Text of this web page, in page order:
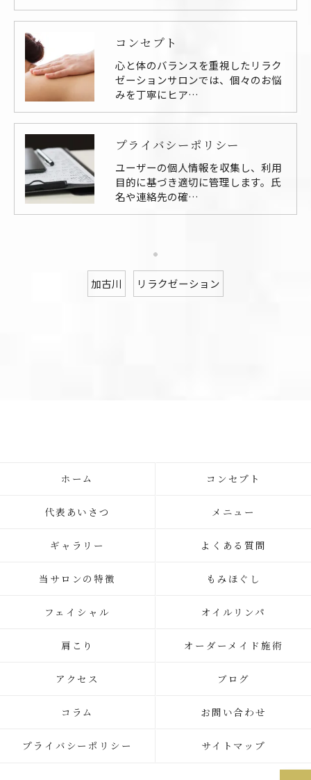
コンセプト
心と体のバランスを重視したリラク
ゼーションサロンでは、個々のお悩
みを丁寧にヒア…
プライバシーポリシー
ユーザーの個人情報を収集し、利用
目的に基づき適切に管理します。氏
名や連絡先の確…
加古川 リラクゼーション
ホーム コンセプト
代表あいさつ メニュー
ギャラリー よくある質問
当サロンの特徴 もみほぐし
フェイシャル オイルリンパ
肩こり オーダーメイド施術
アクセス ブログ
コラム お問い合わせ
プライバシーポリシー サイトマップ